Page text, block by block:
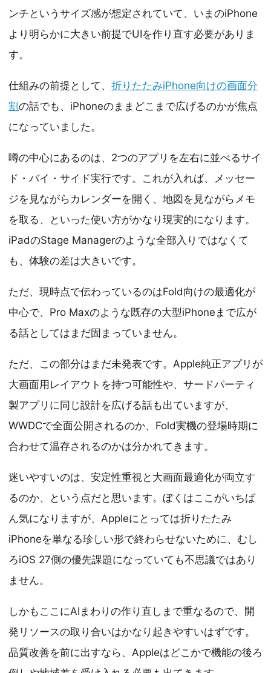
ンチというサイズ感が想定されていて、いまのiPhone
より明らかに大きい前提でUIを作り直す必要がありま
す。
仕組みの前提として、 折りたたみiPhone向けの画面分
割の話でも、iPhoneのままどこまで広げるのかが焦点
になっていました。
噂の中心にあるのは、2つのアプリを左右に並べるサイ
ド・バイ・サイド実行です。これが入れば、メッセー
ジを見ながらカレンダーを開く、地図を見ながらメモ
を取る、といった使い方がかなり現実的になります。
iPadのStage Managerのような全部入りではなくて
も、体験の差は大きいです。
ただ、現時点で伝わっているのはFold向けの最適化が
中心で、Pro Maxのような既存の大型iPhoneまで広が
る話としてはまだ固まっていません。
ただ、この部分はまだ未発表です。Apple純正アプリが
大画面用レイアウトを持つ可能性や、サードパーティ
製アプリに同じ設計を広げる話も出ていますが、
WWDCで全面公開されるのか、Fold実機の登場時期に
合わせて温存されるのかは分かれてきます。
迷いやすいのは、安定性重視と大画面最適化が両立す
るのか、という点だと思います。ぼくはここがいちば
ん気になりますが、Appleにとっては折りたたみ
iPhoneを単なる珍しい形で終わらせないために、むし
ろiOS 27側の優先課題になっていても不思議ではあり
ません。
しかもここにAIまわりの作り直しまで重なるので、開
発リソースの取り合いはかなり起きやすいはずです。
品質改善を前に出すなら、Appleはどこかで機能の後ろ